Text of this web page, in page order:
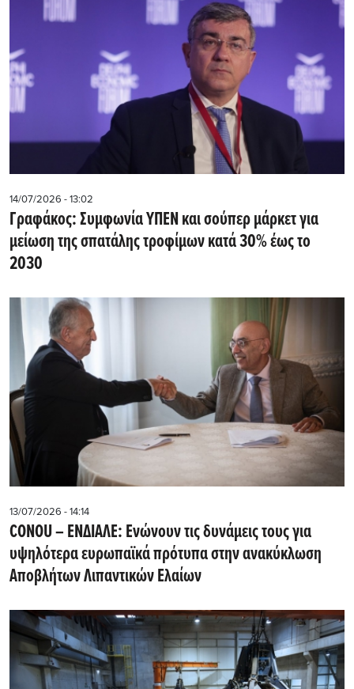
14/07/2026 - 13:02
Γραφάκος: Συμφωνία ΥΠΕΝ και σούπερ μάρκετ για
μείωση της σπατάλης τροφίμων κατά 30% έως το
2030
13/07/2026 - 14:14
CONOU – ΕΝΔΙΑΛΕ: Ενώνουν τις δυνάμεις τους για
υψηλότερα ευρωπαϊκά πρότυπα στην ανακύκλωση
Αποβλήτων Λιπαντικών Ελαίων